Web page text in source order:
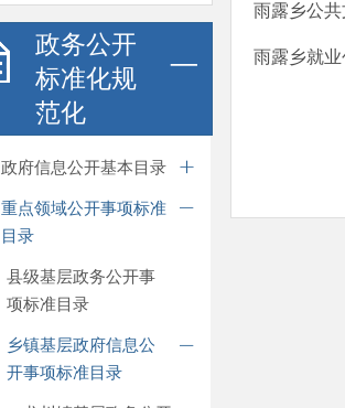
政务公开
标准化规
范化
政府信息公开基本目录
重点领域公开事项标准
目录
县级基层政务公开事
项标准目录
乡镇基层政府信息公
开事项标准目录
雨露乡公
雨露乡就